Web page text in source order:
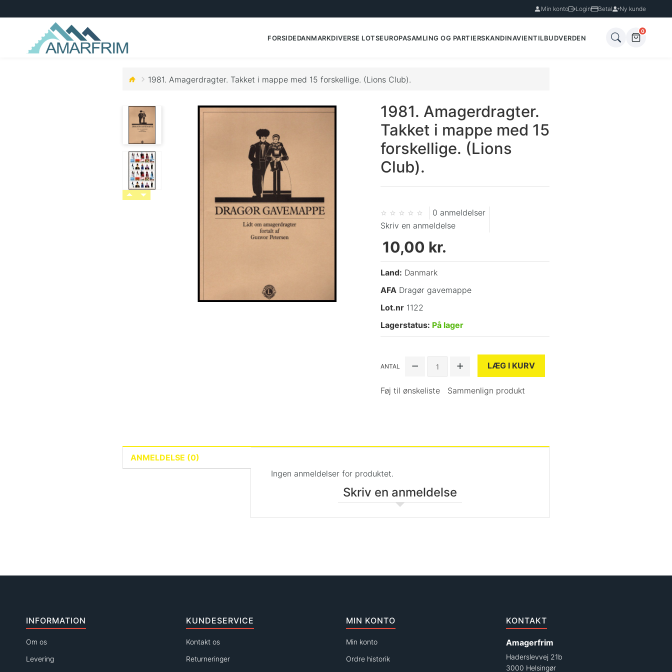
Min konto Login Betal Ny kunde
FORSIDEDANMARKDIVERSE LOTSEUROPASAMLING OG PARTIERSKANDINAVIENTILBUDVERDEN
0
1981. Amagerdragter. Takket i mappe med 15 forskellige. (Lions Club).
1981. Amagerdragter.
Takket i mappe med 15
forskellige. (Lions
Club).
0 anmeldelser
Skriv en anmeldelse
10,00 kr.
Land: Danmark
AFA Dragør gavemappe
Lot.nr 1122
Lagerstatus: På lager
ANTAL LÆG I KURV
Føj til ønskeliste Sammenlign produkt
ANMELDELSE (0)
Ingen anmeldelser for produktet.
Skriv en anmeldelse
INFORMATION
Om os
Levering
KUNDESERVICE
Kontakt os
Returneringer
MIN KONTO
Min konto
Ordre historik
KONTAKT
Amagerfrim
Haderslevvej 21b
3000 Helsingør